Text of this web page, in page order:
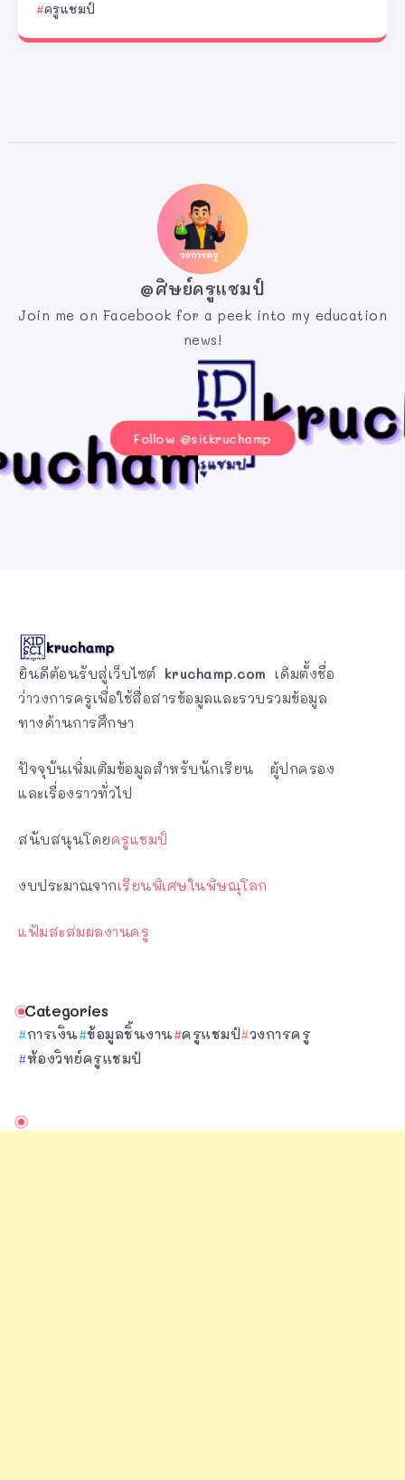
ครูแชมป์
@ศิษย์ครูแชมป์
Join me on Facebook for a peek into my education
news!
Follow @sitkruchamp
ยินดีต้อนรับสู่เว็บไซต์ kruchamp.com เดิมตั้งชื่อ
ว่าวงการครูเพื่อใช้สื่อสารข้อมูลและรวบรวมข้อมูล
ทางด้านการศึกษา
ปัจจุบันเพิ่มเติมข้อมูลสำหรับนักเรียน ผู้ปกครอง
และเรื่องราวทั่วไป
สนับสนุนโดยครูแชมป์
งบประมาณจากเรียนพิเศษในพิษณุโลก
แฟ้มสะสมผลงานครู
Categories
การเงิน ข้อมูลชิ้นงาน ครูแชมป์ วงการครู
ห้องวิทย์ครูแชมป์